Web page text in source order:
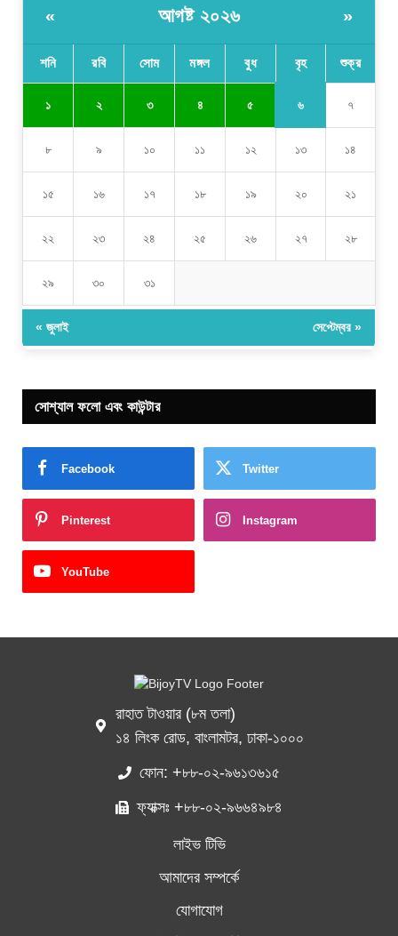
« আগষ্ট ২০২৬ »
শনি রবি সোম মঙ্গল বুধ বৃহ শুক্র
১ ২ ৩ ৪ ৫ ৬ ৭
৮ ৯ ১০ ১১ ১২ ১৩ ১৪
১৫ ১৬ ১৭ ১৮ ১৯ ২০ ২১
২২ ২৩ ২৪ ২৫ ২৬ ২৭ ২৮
২৯ ৩০ ৩১
« জুলাই সেপ্টেম্বর »
সোশ্যাল ফলো এবং কাউন্টার
Facebook Twitter
Pinterest Instagram
YouTube
রাহাত টাওয়ার (৮ম তলা)
১৪ লিংক রোড, বাংলামটর, ঢাকা-১০০০
ফোন: +৮৮-০২-৯৬১৩৬১৫
ফ্যাক্সঃ +৮৮-০২-৯৬৬৪৯৮৪
লাইভ টিভি
আমাদের সম্পর্কে
যোগাযোগ